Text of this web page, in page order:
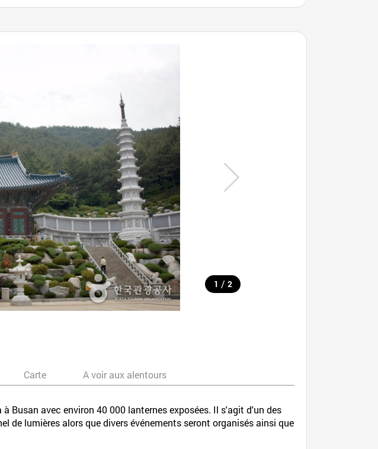
1 / 2
Carte A voir aux alentours
Busan avec environ 40 000 lanternes exposées. Il s'agit d'un des
de lumières alors que divers événements seront organisés ainsi que